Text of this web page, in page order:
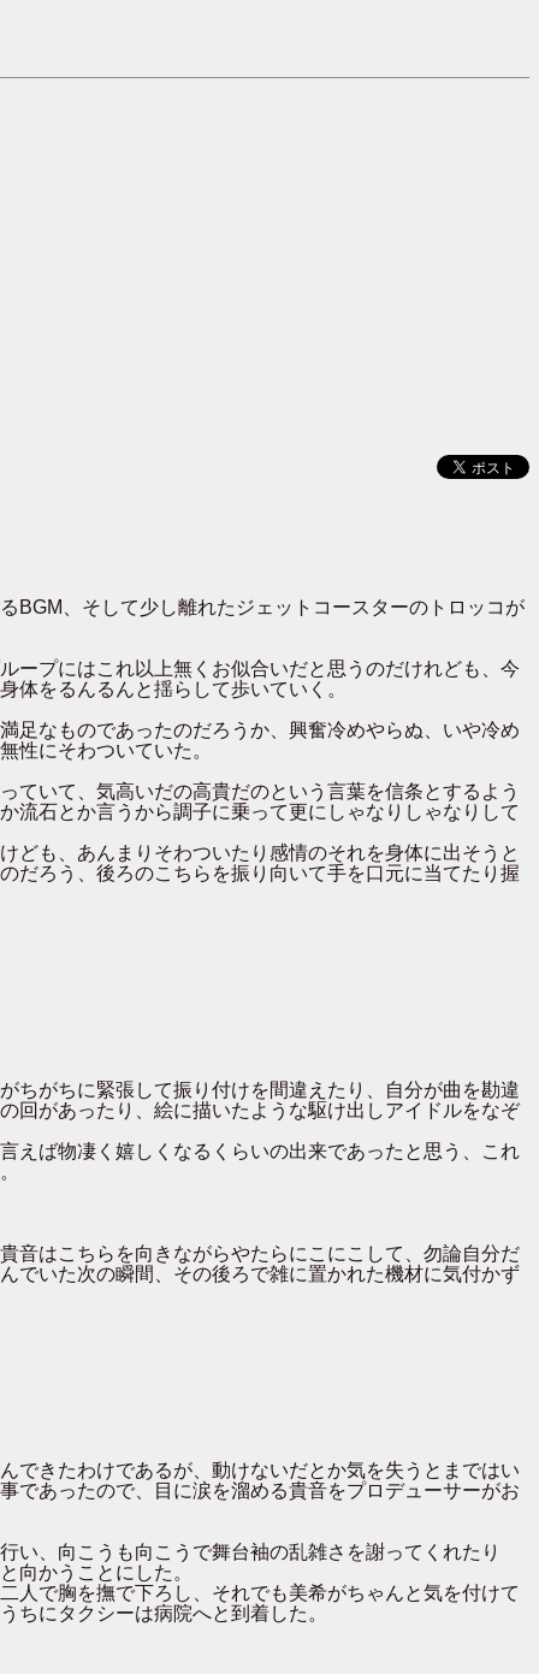
BGM、そして少し離れたジェットコースターのトロッコが
ープにはこれ以上無くお似合いだと思うのだけれども、今
体をるんるんと揺らして歩いていく。
足なものであったのだろうか、興奮冷めやらぬ、いや冷め
性にそわついていた。
ていて、気高いだの高貴だのという言葉を信条とするよう
流石とか言うから調子に乗って更にしゃなりしゃなりして
ども、あんまりそわついたり感情のそれを身体に出そうと
だろう、後ろのこちらを振り向いて手を口元に当てたり握
ちがちに緊張して振り付けを間違えたり、自分が曲を勘違
回があったり、絵に描いたような駆け出しアイドルをなぞ
えば物凄く嬉しくなるくらいの出来であったと思う、これ
音はこちらを向きながらやたらにこにこして、勿論自分だ
でいた次の瞬間、その後ろで雑に置かれた機材に気付かず
できたわけであるが、動けないだとか気を失うとまではい
であったので、目に涙を溜める貴音をプロデューサーがお
い、向こうも向こうで舞台袖の乱雑さを謝ってくれたり
向かうことにした。
人で胸を撫で下ろし、それでも美希がちゃんと気を付けて
ちにタクシーは病院へと到着した。